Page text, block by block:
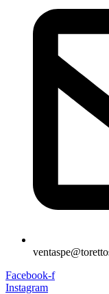
Facebook-f
Instagram